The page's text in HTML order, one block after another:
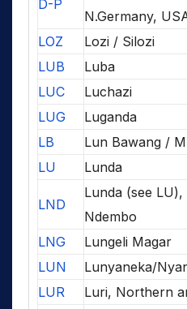
D-P
N.Germany,
LOZ
Lozi / Silozi
LUB
Luba
LUC
Luchazi
LUG
Luganda
LB
Lun Bawang /
LU
Lunda
LND
Lunda (see
Ndembo
LNG
Lungeli Magar
LUN
Lunyaneka/
LUR
Luri, Northern